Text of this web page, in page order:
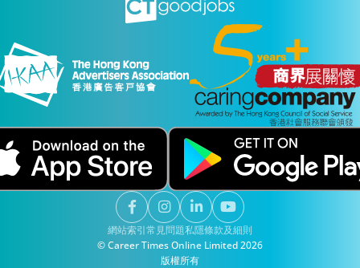
© Career Times Online Limited 2026
版權所有
網站索引常見問題私隱條款及細則